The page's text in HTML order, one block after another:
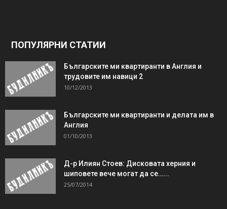
ПОПУЛЯРНИ СТАТИИ
Българските ми квартиранти в Англия и
трудовите им навици 2
10/12/2013
Българските ми квартиранти и делата им в
Англия
01/10/2013
Д-р Илиян Стоев: Дисковата херния и
шиповете вече могат да се…...
25/07/2014